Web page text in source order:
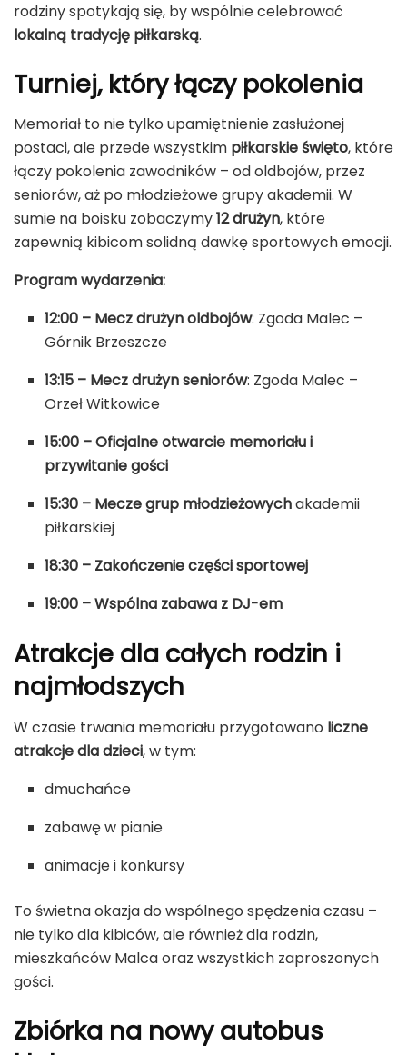
rodziny spotykają się, by wspólnie celebrować
lokalną tradycję piłkarską.
Turniej, który łączy pokolenia
Memoriał to nie tylko upamiętnienie zasłużonej
postaci, ale przede wszystkim piłkarskie święto, które
łączy pokolenia zawodników – od oldbojów, przez
seniorów, aż po młodzieżowe grupy akademii. W
sumie na boisku zobaczymy12 drużyn, które
zapewnią kibicom solidną dawkę sportowych emocji.
Program wydarzenia:
12:00 – Mecz drużyn oldbojów: Zgoda Malec –
Górnik Brzeszcze
13:15 – Mecz drużyn seniorów: Zgoda Malec –
Orzeł Witkowice
15:00 – Oficjalne otwarcie memoriału i
przywitanie gości
15:30 – Mecze grup młodzieżowychakademii
piłkarskiej
18:30 – Zakończenie części sportowej
19:00 – Wspólna zabawa z DJ-em
Atrakcje dla całych rodzin i
najmłodszych
W czasie trwania memoriału przygotowano liczne
atrakcje dla dzieci, w tym:
dmuchańce
zabawę w pianie
animacje i konkursy
To świetna okazja do wspólnego spędzenia czasu –
nie tylko dla kibiców, ale również dla rodzin,
mieszkańców Malca oraz wszystkich zaproszonych
gości.
Zbiórka na nowy autobus